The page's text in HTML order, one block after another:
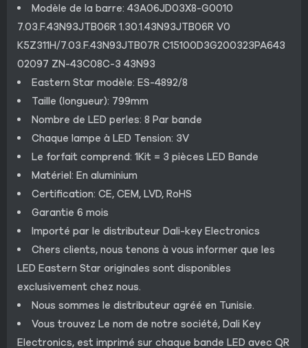
Modèle de la barre: 43A06JD03X8-G0010
7.03.F.43N93JTB06R 1.30.1.43N93JTB06R V0
K5Z311H/7.03.F.43N93JTB07R C15100D3G200323PA643
02097 ZN-43C08C-3 43N93
Eastern Star modèle: ES-4892/8
Taille (longueur): 799mm
Nombre de LED perles: 8 Par bande
Chaque lampe à LED Tension: 3V
Le forfait comprend: 1Kit = 3 pièces LED Bande
Matériel: En aluminium
Certification: CE, CEM, LVD, RoHS
Garantie 6 mois
Importé par le distributeur Dali-key Electronics
Chers clients, nous tenons à vous informer que les
LED Eastern Star originales sont disponibles
exclusivement chez nous.
Nous sommes le distributeur agréé en Tunisie.
Vous trouvez Le nom de notre société, Dali Key
Electronics, est imprimé sur chaque bande LED avec QR